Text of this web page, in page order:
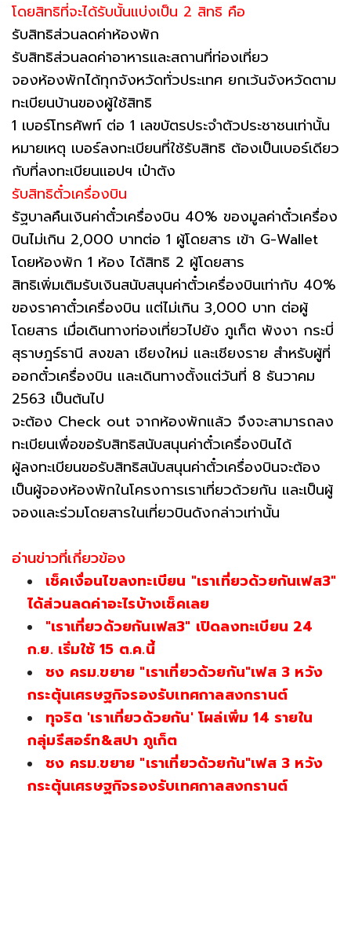
โดยสิทธิที่จะได้รับนั้นแบ่งเป็น 2 สิทธิ คือ
รับสิทธิส่วนลดค่าห้องพัก
รับสิทธิส่วนลดค่าอาหารและสถานที่ท่องเที่ยว
จองห้องพักได้ทุกจังหวัดทั่วประเทศ ยกเว้นจังหวัดตาม
ทะเบียนบ้านของผู้ใช้สิทธิ
1 เบอร์โทรศัพท์ ต่อ 1 เลขบัตรประจำตัวประชาชนเท่านั้น
หมายเหตุ เบอร์ลงทะเบียนที่ใช้รับสิทธิ ต้องเป็นเบอร์เดียว
กับที่ลงทะเบียนแอปฯ เป๋าตัง
รับสิทธิตั๋วเครื่องบิน
รัฐบาลคืนเงินค่าตั๋วเครื่องบิน 40% ของมูลค่าตั๋วเครื่อง
บินไม่เกิน 2,000 บาทต่อ 1 ผู้โดยสาร เข้า G-Wallet
โดยห้องพัก 1 ห้อง ได้สิทธิ 2 ผู้โดยสาร
สิทธิเพิ่มเติมรับเงินสนับสนุนค่าตั๋วเครื่องบินเท่ากับ 40%
ของราคาตั๋วเครื่องบิน แต่ไม่เกิน 3,000 บาท ต่อผู้
โดยสาร เมื่อเดินทางท่องเที่ยวไปยัง ภูเก็ต พังงา กระบี่
สุราษฎร์ธานี สงขลา เชียงใหม่ และเชียงราย สำหรับผู้ที่
ออกตั๋วเครื่องบิน และเดินทางตั้งแต่วันที่ 8 ธันวาคม
2563 เป็นต้นไป
จะต้อง Check out จากห้องพักแล้ว จึงจะสามารถลง
ทะเบียนเพื่อขอรับสิทธิสนับสนุนค่าตั๋วเครื่องบินได้
ผู้ลงทะเบียนขอรับสิทธิสนับสนุนค่าตั๋วเครื่องบินจะต้อง
เป็นผู้จองห้องพักในโครงการเราเที่ยวด้วยกัน และเป็นผู้
จองและร่วมโดยสารในเที่ยวบินดังกล่าวเท่านั้น
อ่านข่าวที่เกี่ยวข้อง
เช็คเงื่อนไขลงทะเบียน "เราเที่ยวด้วยกันเฟส3"
ได้ส่วนลดค่าอะไรบ้างเช็คเลย
"เราเที่ยวด้วยกันเฟส3" เปิดลงทะเบียน 24
ก.ย. เริ่มใช้ 15 ต.ค.นี้
ชง ครม.ขยาย "เราเที่ยวด้วยกัน"เฟส 3 หวัง
กระตุ้นเศรษฐกิจรองรับเทศกาลสงกรานต์
ทุจริต 'เราเที่ยวด้วยกัน' โผล่เพิ่ม 14 รายใน
กลุ่มรีสอร์ท&สปา ภูเก็ต
ชง ครม.ขยาย "เราเที่ยวด้วยกัน"เฟส 3 หวัง
กระตุ้นเศรษฐกิจรองรับเทศกาลสงกรานต์